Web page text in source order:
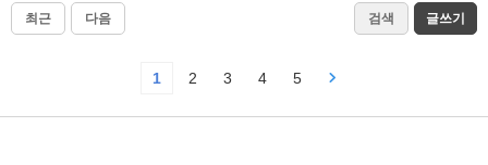
최근 다음 검색 글쓰기
1 2 3 4 5